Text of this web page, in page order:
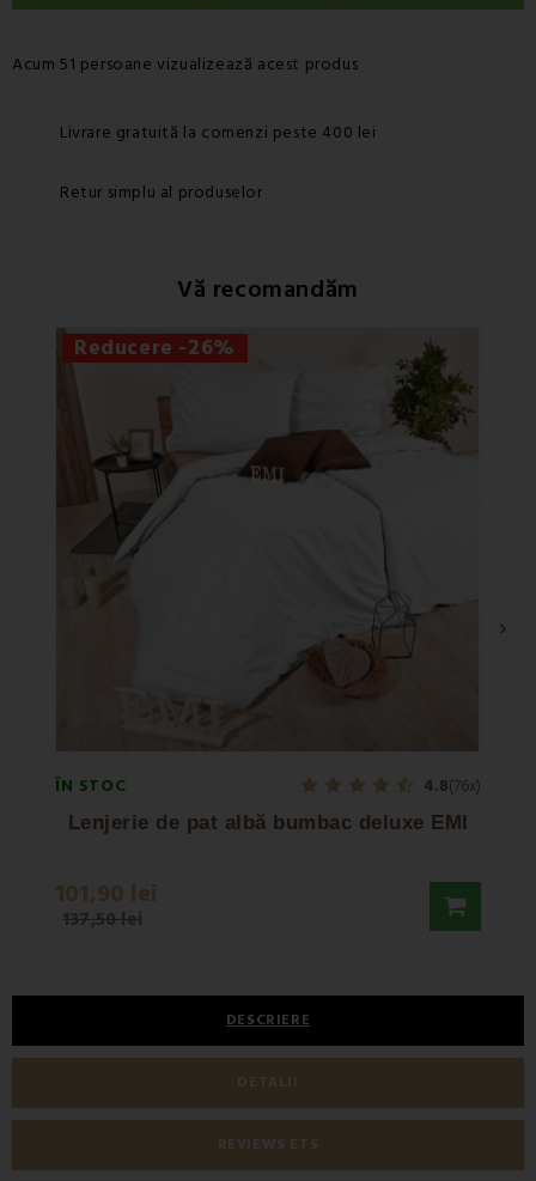
Acum 51 persoane vizualizează acest produs
Livrare gratuită la comenzi peste 400 lei
Retur simplu al produselor
Vă recomandăm
Reducere -26%
ÎN STOC 4.8(76x)
Lenjerie de pat albă bumbac deluxe EMI
101,90 lei
137,50 lei
›
DESCRIERE
DETALII
REVIEWS ETS